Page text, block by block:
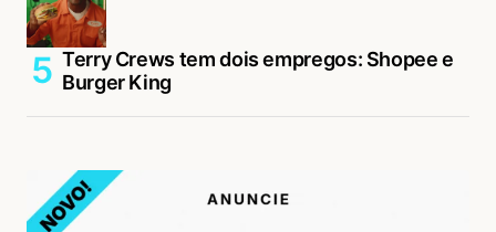
Terry Crews tem dois empregos: Shopee e
Burger King